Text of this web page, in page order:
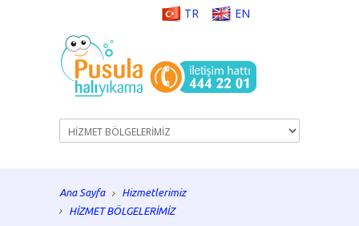
TR EN
Ana Sayfa
Hizmetlerimiz
HİZMET BÖLGELERİMİZ